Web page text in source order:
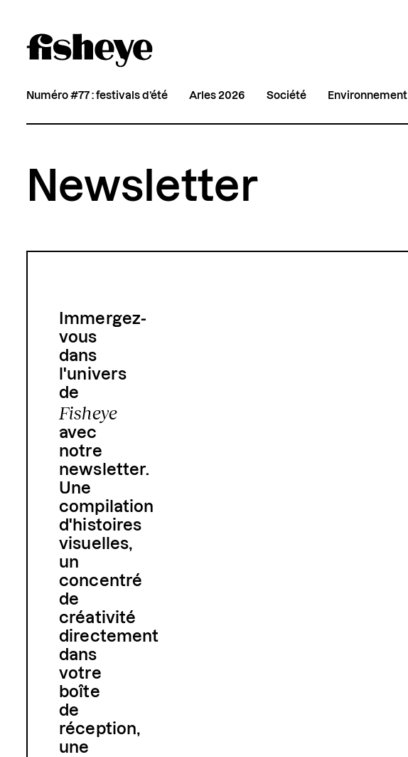
Numéro #77 : festivals d’été Arles 2026 Société Environnement
Newsletter
Immergez-
vous
dans
l'univers
de
Fisheye
avec
notre
newsletter.
Une
compilation
d'histoires
visuelles,
un
concentré
de
créativité
directement
dans
votre
boîte
de
réception,
une